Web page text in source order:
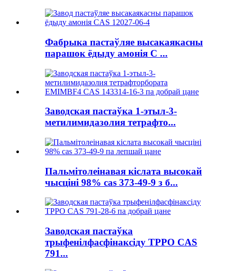
Фабрыка пастаўляе высакаякасны
парашок ёдыду амонія C ...
Заводская пастаўка 1-этыл-3-
метилимидазолия тетрафто...
Пальмітолеінавая кіслата высокай
чысціні 98% cas 373-49-9 з б...
Заводская пастаўка
трыфенілфасфінаксіду TPPO CAS
791...